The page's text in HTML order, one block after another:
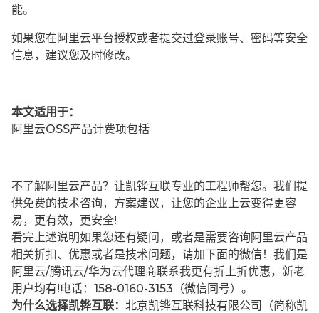
能。
如果您在阿里云平台授权或者提交过登录账号、密码等安全
信息，建议您及时修改。
本文适用于：
阿里云OSS产品计费项包括
不了解阿里云产品？让凯铧互联专业的工程师帮您。我们提
供免费的技术咨询，方案建议，让您的企业上云变得更容
易，更有效，更安全!
看完上述说明如果您还有疑问，或者是需要咨询阿里云产品
相关折扣、优惠或者是技术问题，请加下面的微信！我们是
阿里云/腾讯云/华为云代理商联系我更有折上折优惠，新老
用户均有!电话：158-0160-3153（微信同号）。
为什么选择凯铧互联： 北京凯铧互联科技有限公司（简称凯